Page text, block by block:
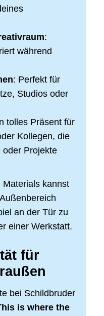
:
während
: Perfekt für
Studios oder
tolles Präsent für
Kollegen, die
oder Projekte
Materials kannst
an der Tür zu
einer Werkstatt.
für
bei Schildbruder
is where the